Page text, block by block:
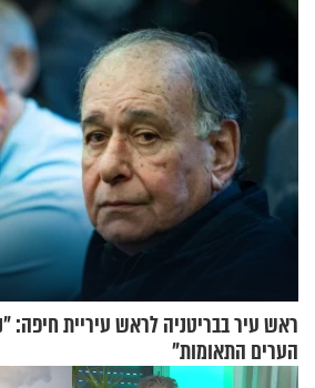
ראש עיר בבריטניה לראש עיריית חיפה:
הערים התאומות״